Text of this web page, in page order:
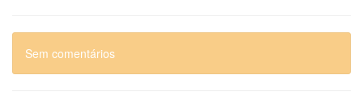
Sem comentários